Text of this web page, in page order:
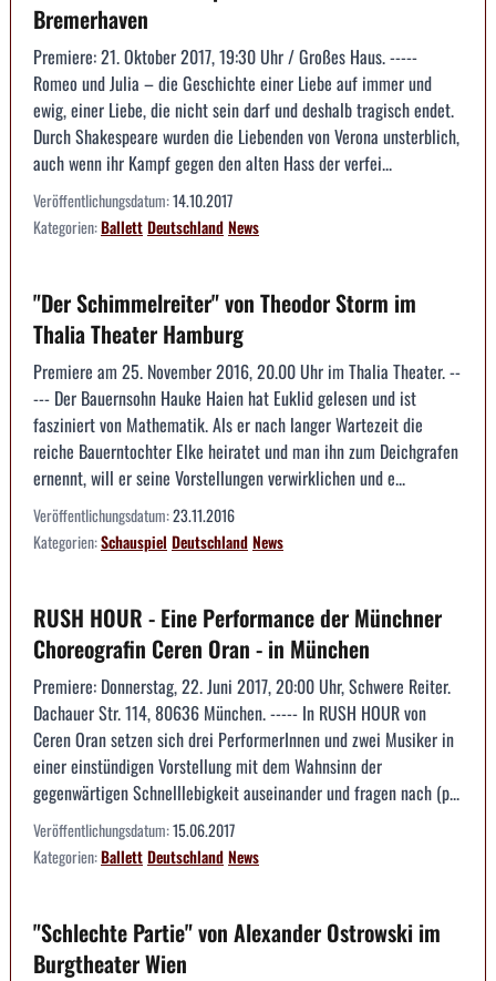
Bremerhaven
Premiere: 21. Oktober 2017, 19:30 Uhr / Großes Haus. -----
Romeo und Julia – die Geschichte einer Liebe auf immer und
ewig, einer Liebe, die nicht sein darf und deshalb tragisch endet.
Durch Shakespeare wurden die Liebenden von Verona unsterblich,
auch wenn ihr Kampf gegen den alten Hass der verfei...
Veröffentlichungsdatum:14.10.2017
Kategorien:BallettDeutschlandNews
"Der Schimmelreiter" von Theodor Storm im
Thalia Theater Hamburg
Premiere am 25. November 2016, 20.00 Uhr im Thalia Theater. --
--- Der Bauernsohn Hauke Haien hat Euklid gelesen und ist
fasziniert von Mathematik. Als er nach langer Wartezeit die
reiche Bauerntochter Elke heiratet und man ihn zum Deichgrafen
ernennt, will er seine Vorstellungen verwirklichen und e...
Veröffentlichungsdatum:23.11.2016
Kategorien:Schauspiel DeutschlandNews
RUSH HOUR - Eine Performance der Münchner
Choreografin Ceren Oran - in München
Premiere: Donnerstag, 22. Juni 2017, 20:00 Uhr, Schwere Reiter.
Dachauer Str. 114, 80636 München. ----- In RUSH HOUR von
Ceren Oran setzen sich drei PerformerInnen und zwei Musiker in
einer einstündigen Vorstellung mit dem Wahnsinn der
gegenwärtigen Schnelllebigkeit auseinander und fragen nach (p...
Veröffentlichungsdatum:15.06.2017
Kategorien:BallettDeutschlandNews
"Schlechte Partie" von Alexander Ostrowski im
Burgtheater Wien